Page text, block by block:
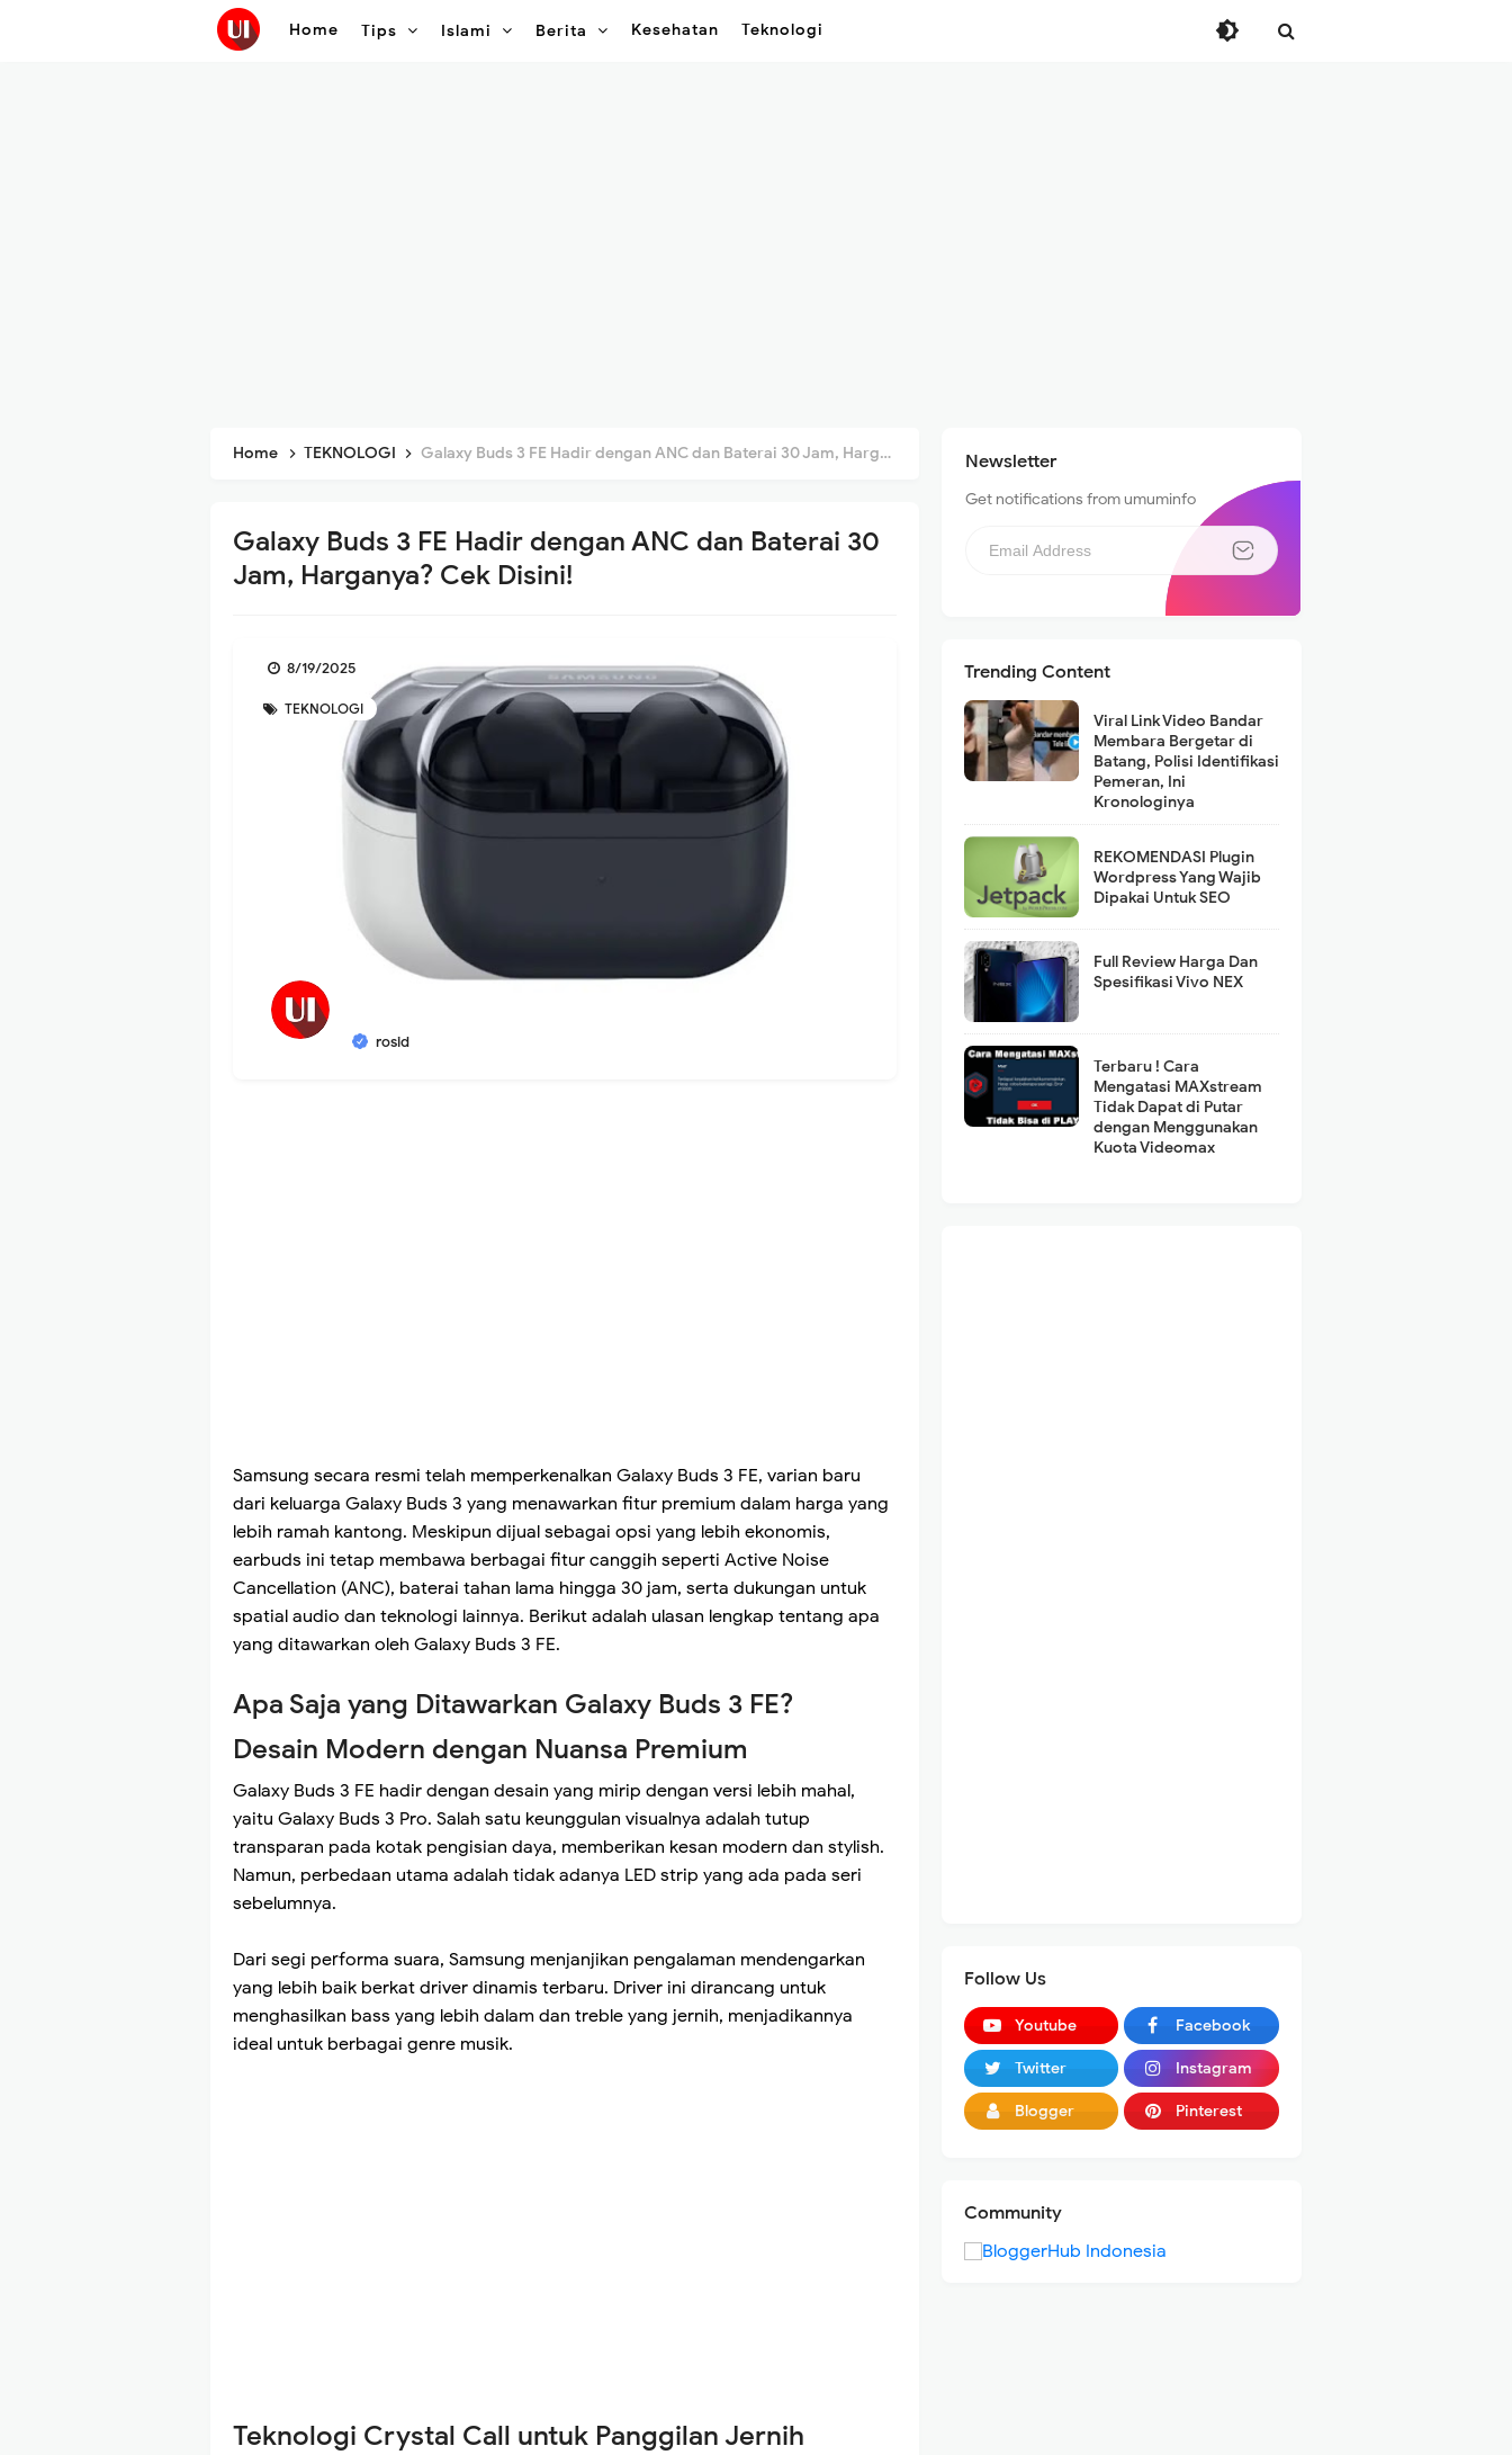
Home Tips Islami Berita Kesehatan Teknologi
Home TEKNOLOGI Galaxy Buds 3 FE Hadir dengan ANC dan Baterai 30 Jam, Harganya? Cek Disini!
Galaxy Buds 3 FE Hadir dengan ANC dan Baterai 30
Jam, Harganya? Cek Disini!
TEKNOLOGI
rosid
8/19/2025
Samsung secara resmi telah memperkenalkan Galaxy Buds 3 FE, varian baru
dari keluarga Galaxy Buds 3 yang menawarkan fitur premium dalam harga yang
lebih ramah kantong. Meskipun dijual sebagai opsi yang lebih ekonomis,
earbuds ini tetap membawa berbagai fitur canggih seperti Active Noise
Cancellation (ANC), baterai tahan lama hingga 30 jam, serta dukungan untuk
spatial audio dan teknologi lainnya. Berikut adalah ulasan lengkap tentang apa
yang ditawarkan oleh Galaxy Buds 3 FE.
Apa Saja yang Ditawarkan Galaxy Buds 3 FE?
Desain Modern dengan Nuansa Premium
Galaxy Buds 3 FE hadir dengan desain yang mirip dengan versi lebih mahal,
yaitu Galaxy Buds 3 Pro. Salah satu keunggulan visualnya adalah tutup
transparan pada kotak pengisian daya, memberikan kesan modern dan stylish.
Namun, perbedaan utama adalah tidak adanya LED strip yang ada pada seri
sebelumnya.
Dari segi performa suara, Samsung menjanjikan pengalaman mendengarkan
yang lebih baik berkat driver dinamis terbaru. Driver ini dirancang untuk
menghasilkan bass yang lebih dalam dan treble yang jernih, menjadikannya
ideal untuk berbagai genre musik.
Teknologi Crystal Call untuk Panggilan Jernih
Newsletter
Get notifications from umuminfo
Trending Content
Viral Link Video Bandar
Membara Bergetar di
Batang, Polisi Identifikasi
Pemeran, Ini
Kronologinya
REKOMENDASI Plugin
Wordpress Yang Wajib
Dipakai Untuk SEO
Full Review Harga Dan
Spesifikasi Vivo NEX
Terbaru ! Cara
Mengatasi MAXstream
Tidak Dapat di Putar
dengan Menggunakan
Kuota Videomax
Follow Us
Youtube Facebook
Twitter Instagram
Blogger Pinterest
Community